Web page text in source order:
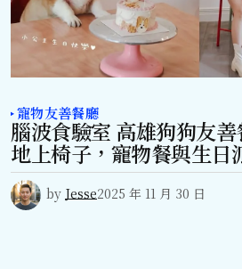
寵物友善餐廳
腦波食驗室 高雄狗狗友
地上椅子，寵物餐與生日
by Jesse2025 年 11 月 30 日